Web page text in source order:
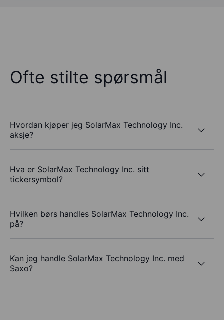
Ofte stilte spørsmål
Hvordan kjøper jeg SolarMax Technology Inc.
aksje?
Hva er SolarMax Technology Inc. sitt
tickersymbol?
Hvilken børs handles SolarMax Technology Inc.
på?
Kan jeg handle SolarMax Technology Inc. med
Saxo?